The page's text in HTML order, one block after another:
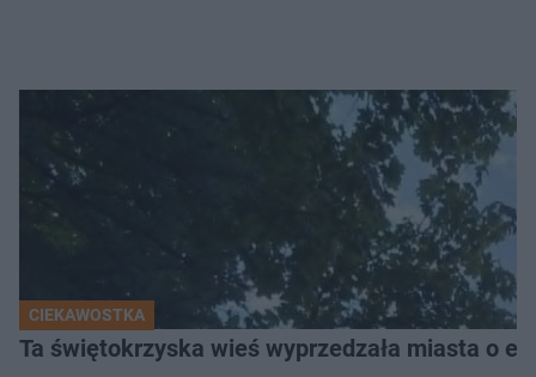
CIEKAWOSTKA
Ta świętokrzyska wieś wyprzedzała miasta o